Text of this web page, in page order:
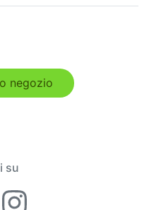
negozio
su
Facebook
Instagram